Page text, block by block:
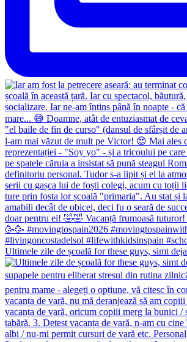
Ultimele zile de școală for these guys, simt deja